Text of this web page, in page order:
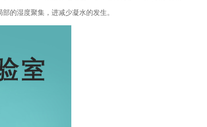
的湿度聚集，进减少凝水的发生。